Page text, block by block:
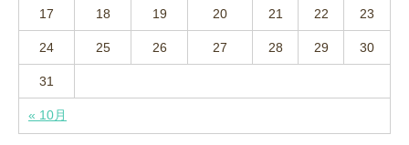
« 10月
17 18 19 20 21 22 23
24 25 26 27 28 29 30
31